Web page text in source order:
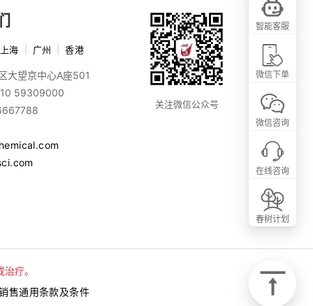
上海 广州 香港
大望京中心A座501
59309000
关注微信公众号
疗。
售通用条款及条件
智能客服
微信下单
微信咨询
在线咨询
春树计划